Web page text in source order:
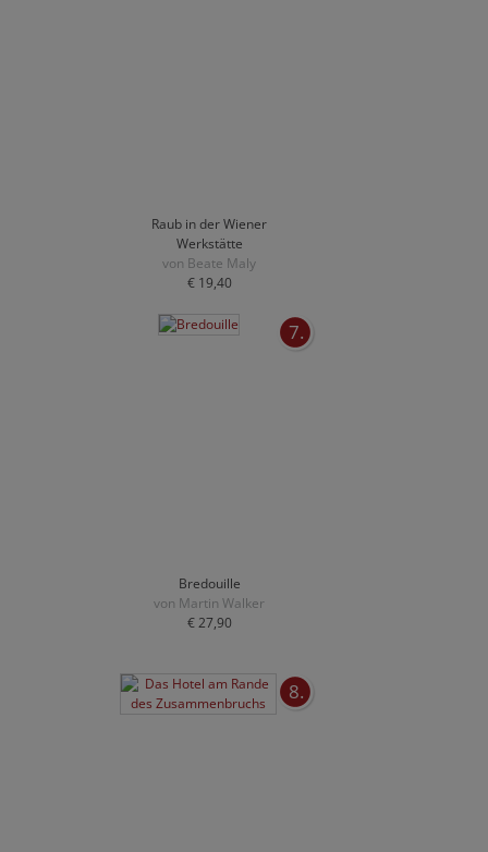
Raub in der Wiener
Werkstätte
von Beate Maly
€ 19,40
7.
Bredouille
von Martin Walker
€ 27,90
8.